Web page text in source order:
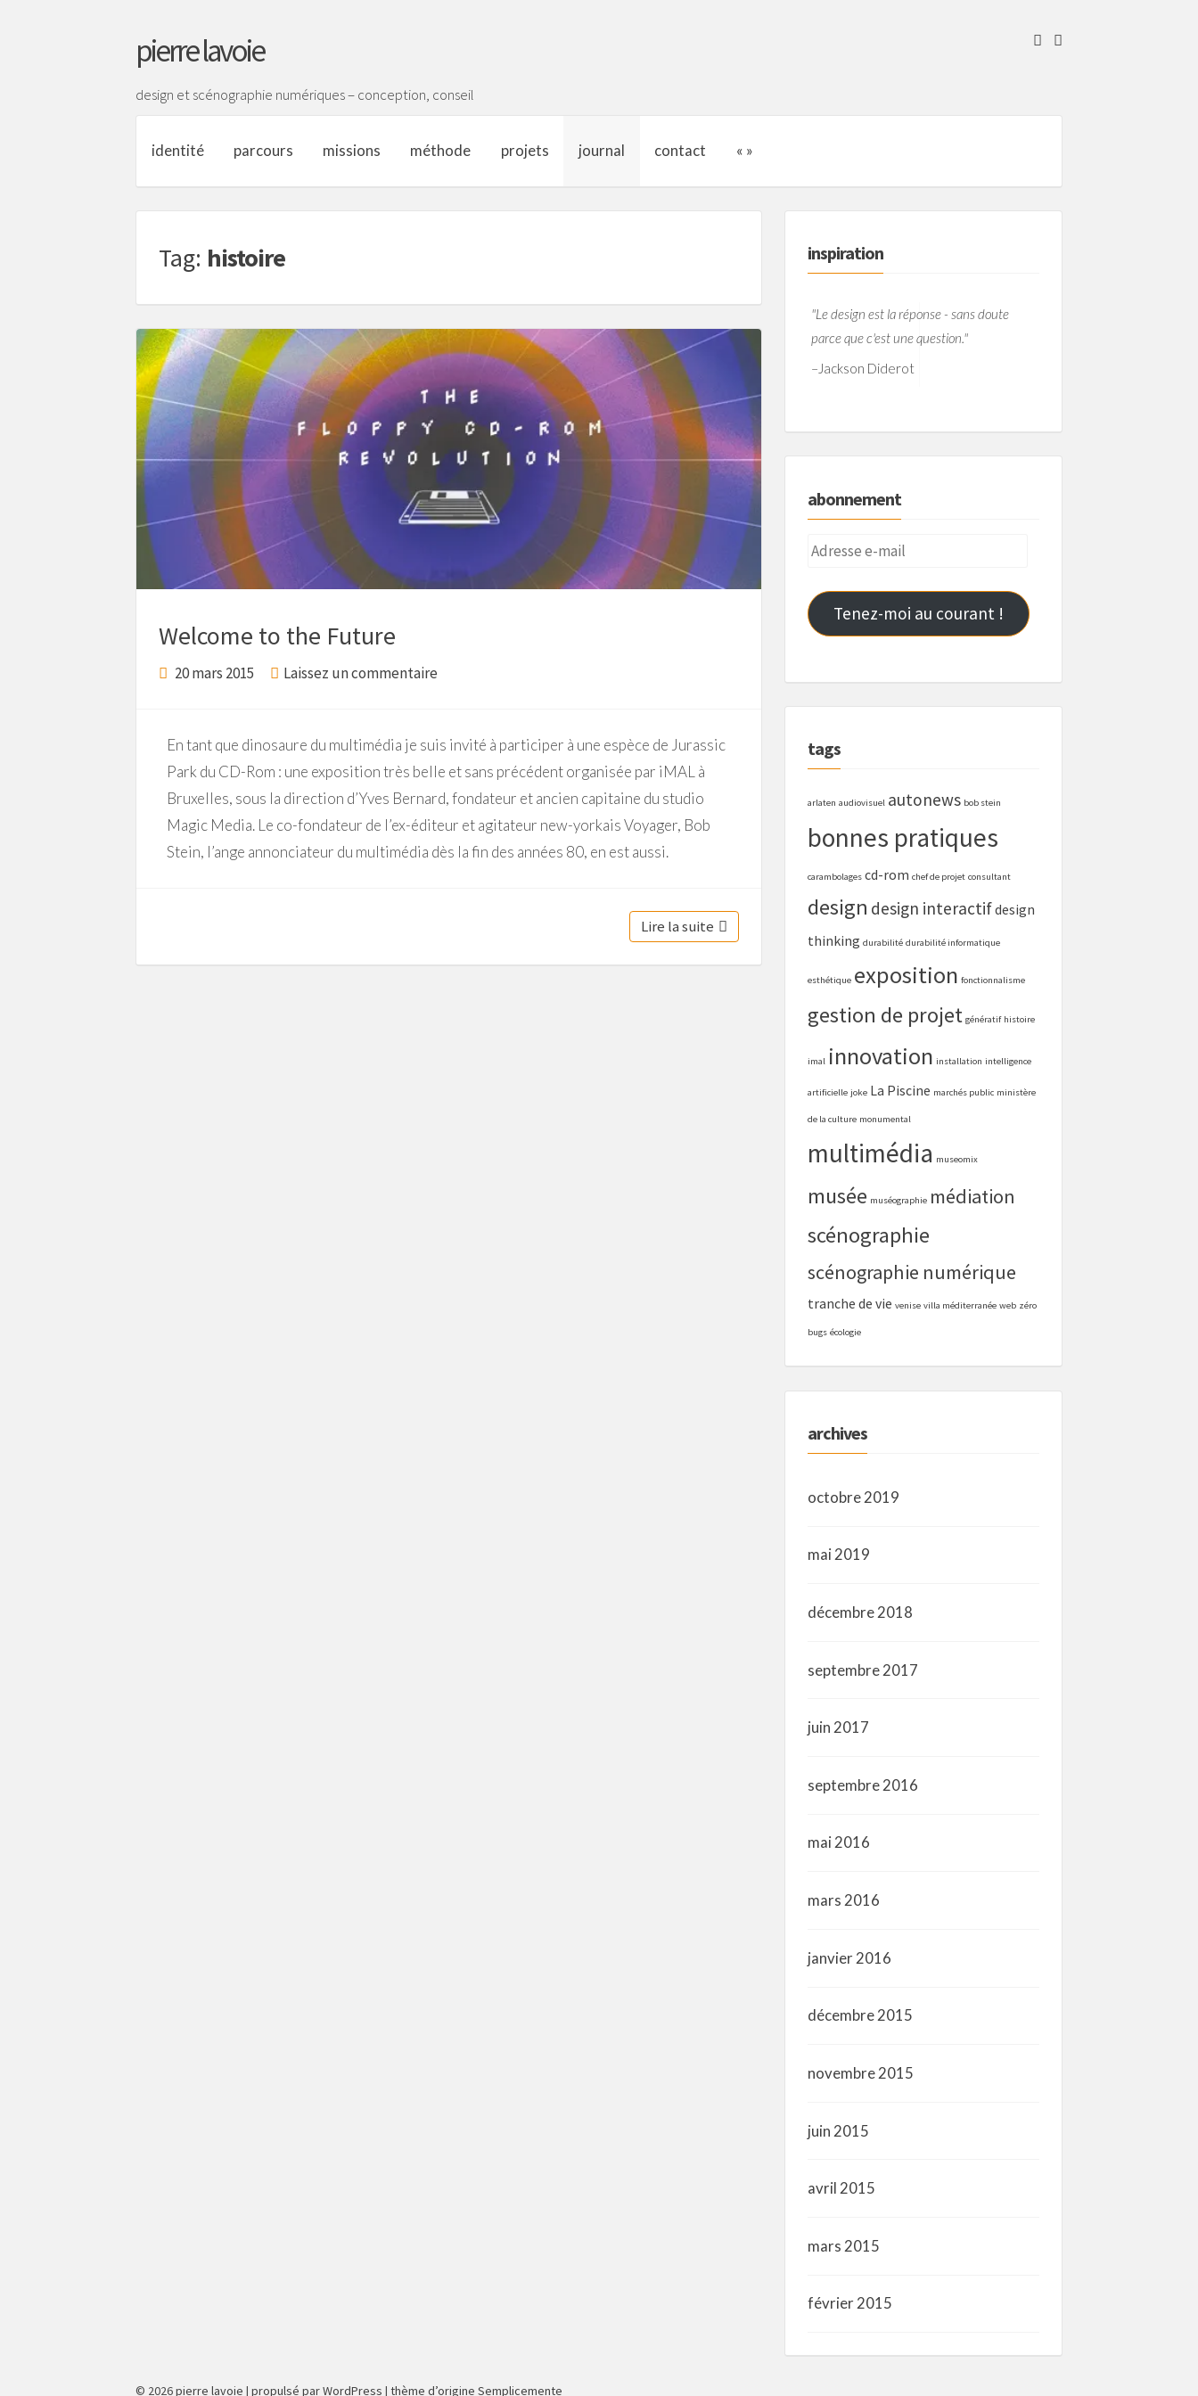
pierre lavoie
design et scénographie numériques – conception, conseil
identité parcours missions méthode projets journal contact « »
Tag: histoire
Welcome to the Future
20 mars 2015 Laissez un commentaire
En tant que dinosaure du multimédia je suis invité à participer à une espèce de Jurassic
Park du CD-Rom : une exposition très belle et sans précédent organisée par iMAL à
Bruxelles, sous la direction d’Yves Bernard, fondateur et ancien capitaine du studio
Magic Media. Le co-fondateur de l’ex-éditeur et agitateur new-yorkais Voyager, Bob
Stein, l’ange annonciateur du multimédia dès la fin des années 80, en est aussi.
Lire la suite
inspiration
"Le design est la réponse - sans doute
parce que c'est une question."
– Jackson Diderot
abonnement
Adresse
mail
Tenez-moi au courant !
tags
arlaten audiovisuel autonews bob stein
bonnes pratiques
carambolages cd-rom chef de projet consultant
design design interactifdesign
thinking durabilité durabilité informatique
esthétique exposition fonctionnalisme
gestion de projet génératif histoire
imal innovation installation intelligence
artificielle joke La Piscine marchés public ministère
de la culture monumental
multimédia museomix
musée muséographie médiation
scénographie
scénographie numérique
tranche de vie venise villa méditerranée web zéro
bugs écologie
archives
octobre 2019
mai 2019
décembre 2018
septembre 2017
juin 2017
septembre 2016
mai 2016
mars 2016
janvier 2016
décembre 2015
novembre 2015
juin 2015
avril 2015
mars 2015
février 2015
© 2026pierre lavoie | propulsé par WordPress | thème d’origine Semplicemente